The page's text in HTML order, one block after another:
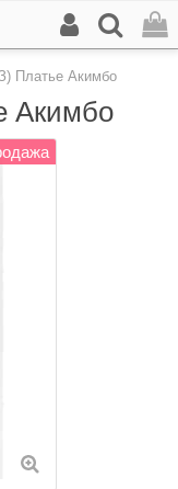
Платье Акимбо
Акимбо